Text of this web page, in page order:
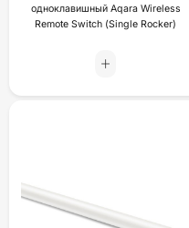
одноклавишный Aqara Wireless
Remote Switch (Single Rocker)